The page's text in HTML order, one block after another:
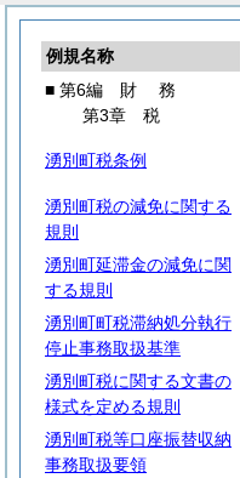
例規名称
■ 第6編 財 務
第3章 税
湧別町税条例
湧別町税の減免に関する
規則
湧別町延滞金の減免に関
する規則
湧別町町税滞納処分執行
停止事務取扱基準
湧別町税に関する文書の
様式を定める規則
湧別町税等口座振替収納
事務取扱要領